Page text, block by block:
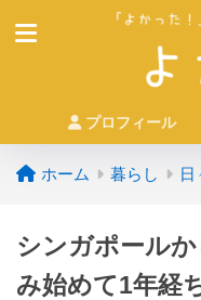
プロフィール
ホーム 暮らし
シンガポール
み始めて1年経